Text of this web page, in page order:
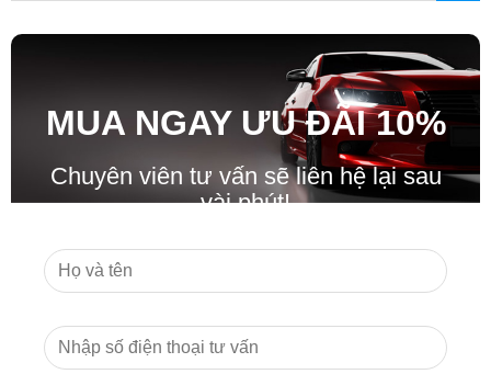
MUA NGAY ƯU ĐÃI10%
Chuyên viên tư vấn sẽ liên hệ lại sau
vài phút!